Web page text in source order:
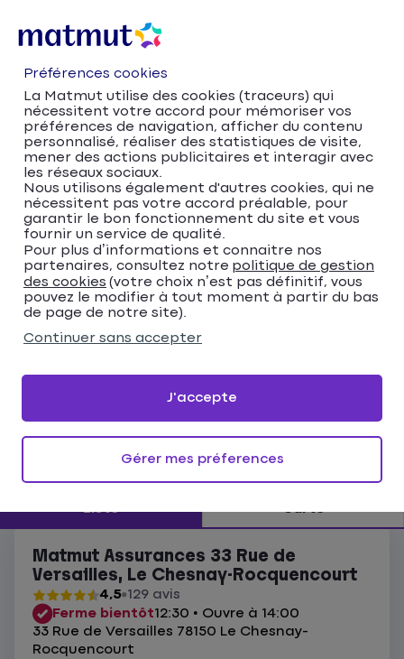
Accueil
Trouver votre agence Matmut
Île-de-France
Yvelines
Le Chesnay-Rocquencourt
Trouver votre agence
Matmut
Veuillez renseigner une adresse
Me localiser
Les agences Matmut Le Chesnay-
Rocquencourt
Liste Carte
Matmut Assurances 33 Rue de
Versailles, Le Chesnay-Rocquencourt
4,5 129 avis
Ferme bientôt12:30 • Ouvre à 14:00
33 Rue de Versailles 78150 Le Chesnay-
Rocquencourt
Préférences cookies
La Matmut utilise des cookies (traceurs) qui
nécessitent votre accord pour mémoriser vos
préférences de navigation, afficher du contenu
personnalisé, réaliser des statistiques de visite,
mener des actions publicitaires et interagir avec
les réseaux sociaux.
Nous utilisons également d'autres cookies, qui ne
nécessitent pas votre accord préalable, pour
garantir le bon fonctionnement du site et vous
fournir un service de qualité.
Pour plus d’informations et connaitre nos
partenaires, consultez notre politique de gestion
des cookies (votre choix n’est pas définitif, vous
pouvez le modifier à tout moment à partir du bas
de page de notre site).
Continuer sans accepter
Gérer mes préferences
J'accepte